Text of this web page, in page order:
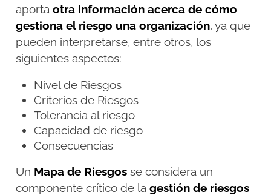
aportaotra información acerca de cómo
gestiona el riesgo una organización, ya que
pueden interpretarse, entre otros, los
siguientes aspectos:
Nivel de Riesgos
Criterios de Riesgos
Tolerancia al riesgo
Capacidad de riesgo
Consecuencias
Un Mapa de Riesgos se considera un
componente crítico de lagestión de riesgos